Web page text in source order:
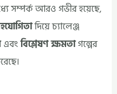
সম্পর্ক আরও গভীর হয়েছে,
দিয়ে চ্যালেঞ্জ
এবংবিশ্লেষণ ক্ষমতাগল্পের